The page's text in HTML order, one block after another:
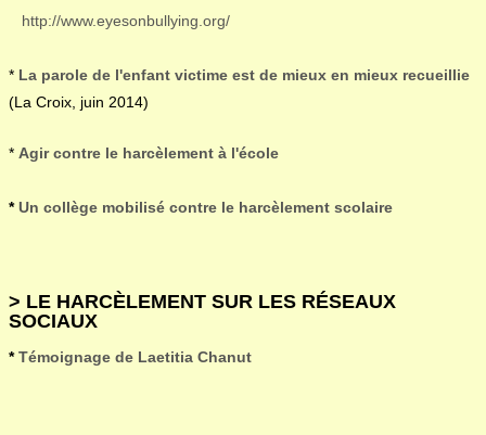
http://www.eyesonbullying.org/
* La parole de l'enfant victime est de mieux en mieux recueillie
(La Croix, juin 2014)
* Agir contre le harcèlement à l'école
*Un collège mobilisé contre le harcèlement scolaire
> LE HARCÈLEMENT SUR LES RÉSEAUX
SOCIAUX
*Témoignage de Laetitia Chanut